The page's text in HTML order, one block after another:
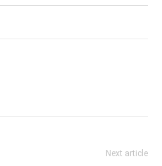
Next article